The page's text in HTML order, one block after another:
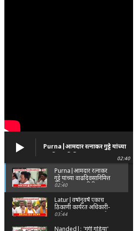
Purna|आमदार रत्नाकर गुट्टे यांच्या
वाढदिवसानिमित्त पूर्णा तालुक्यात
विविध सामाजिक उपक्रम
02:40
Purna|आमदार रत्नाकर
गुट्टे यांच्या वाढदिवसानिमित्त
पूर्णा तालुक्यात विविध
सामाजिक उपक्रम
02:40
Latur|वर्षानुवर्षे एकाच
ठिकाणी कार्यरत अधिकारी-
कर्मचाऱ्यांच्या बदल्यांसाठी
03:44
Nanded|: 'गुंगी गुडिया'